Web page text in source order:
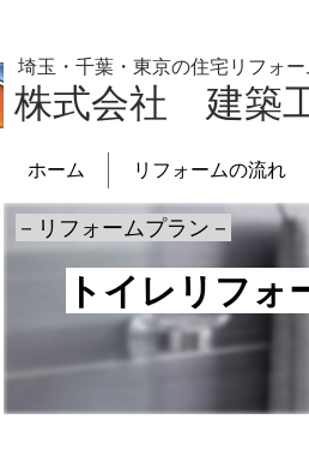
埼玉・千葉・東京の住宅リフォー
株式会社 建築
ホーム リフォームの流れ
トイレリフォ
－リフォームプラン－